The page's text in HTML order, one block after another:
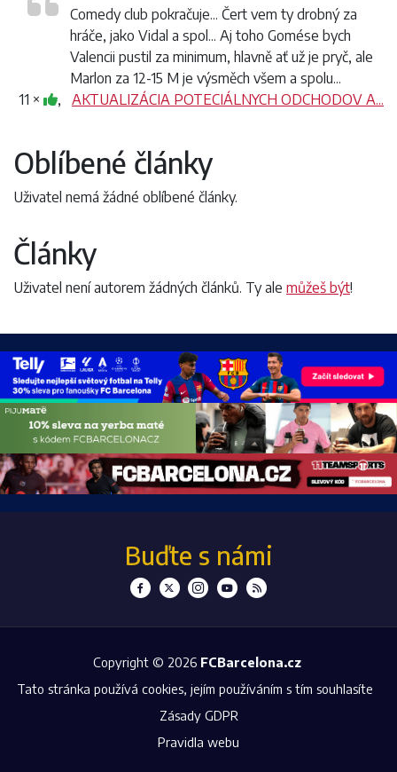
Comedy club pokračuje... Čert vem ty drobný za
hráče, jako Vidal a spol... Aj toho Gomése bych
Valencii pustil za minimum, hlavně ať už je pryč, ale
Marlon za 12-15 M je výsměch všem a spolu...
11 ×
, AKTUALIZÁCIA POTECIÁLNYCH ODCHODOV A...
Oblíbené články
Uživatel nemá žádné oblíbené články.
Články
Uživatel není autorem žádných článků. Ty ale můžeš být!
Buďte s námi
Copyright © 2026 FCBarcelona.cz
Tato stránka používá cookies, jejím používáním s tím souhlasíte
Zásady GDPR
Pravidla webu